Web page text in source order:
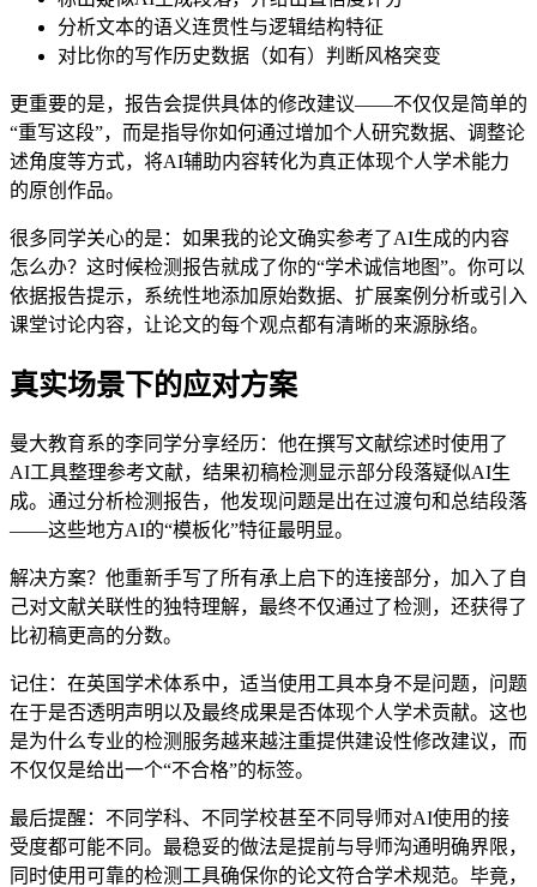
分析文本的语义连贯性与逻辑结构特征
对比你的写作历史数据（如有）判断风格突变
更重要的是，报告会提供具体的修改建议——不仅仅是简单的
“重写这段”，而是指导你如何通过增加个人研究数据、调整论
述角度等方式，将AI辅助内容转化为真正体现个人学术能力
的原创作品。
很多同学关心的是：如果我的论文确实参考了AI生成的内容
怎么办？这时候检测报告就成了你的“学术诚信地图”。你可以
依据报告提示，系统性地添加原始数据、扩展案例分析或引入
课堂讨论内容，让论文的每个观点都有清晰的来源脉络。
真实场景下的应对方案
曼大教育系的李同学分享经历：他在撰写文献综述时使用了
AI工具整理参考文献，结果初稿检测显示部分段落疑似AI生
成。通过分析检测报告，他发现问题是出在过渡句和总结段落
——这些地方AI的“模板化”特征最明显。
解决方案？他重新手写了所有承上启下的连接部分，加入了自
己对文献关联性的独特理解，最终不仅通过了检测，还获得了
比初稿更高的分数。
记住：在英国学术体系中，适当使用工具本身不是问题，问题
在于是否透明声明以及最终成果是否体现个人学术贡献。这也
是为什么专业的检测服务越来越注重提供建设性修改建议，而
不仅仅是给出一个“不合格”的标签。
最后提醒：不同学科、不同学校甚至不同导师对AI使用的接
受度都可能不同。最稳妥的做法是提前与导师沟通明确界限，
同时使用可靠的检测工具确保你的论文符合学术规范。毕竟，